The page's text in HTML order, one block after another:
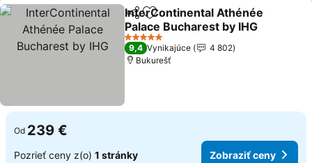
ZdieľaťPridať do obľúbených
InterContinental Athénée
Palace Bucharest by IHG
Zobraziť ceny
5 Počet hviezdičiek
9,4 Vynikajúce
4 802
Bukurešť
Od 239 €
Pozrieť ceny z(o) 1 stránky Zobraziť ceny